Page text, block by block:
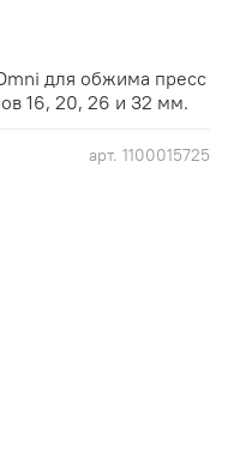
арт. 1100015725
для обжима пресс
16, 20, 26 и 32 мм.